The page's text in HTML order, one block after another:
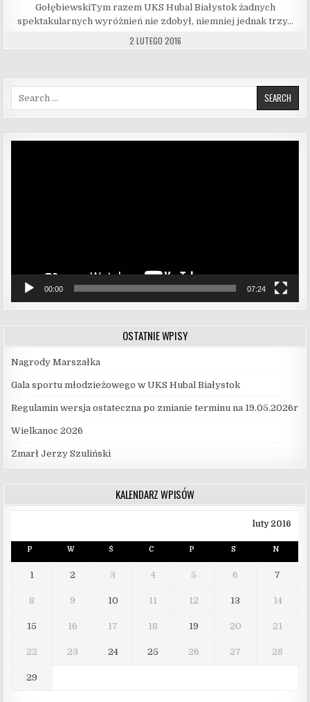
GołębiewskiTym razem UKS Hubal Białystok żadnych
spektakularnych wyróżnień nie zdobył, niemniej jednak trzy…
2 LUTEGO 2016
00:00 07:24
OSTATNIE WPISY
Nagrody Marszałka
Gala sportu młodzieżowego w UKS Hubal Białystok
Regulamin wersja ostateczna po zmianie terminu na 19.05.2026r
Wielkanoc 2026
Zmarł Jerzy Szuliński
KALENDARZ WPISÓW
luty 2016
P W Ś C P S N
1 2 3 4 5 6 7
8 9 10 11 12 13 14
15 16 17 18 19 20 21
22 23 24 25 26 27 28
29